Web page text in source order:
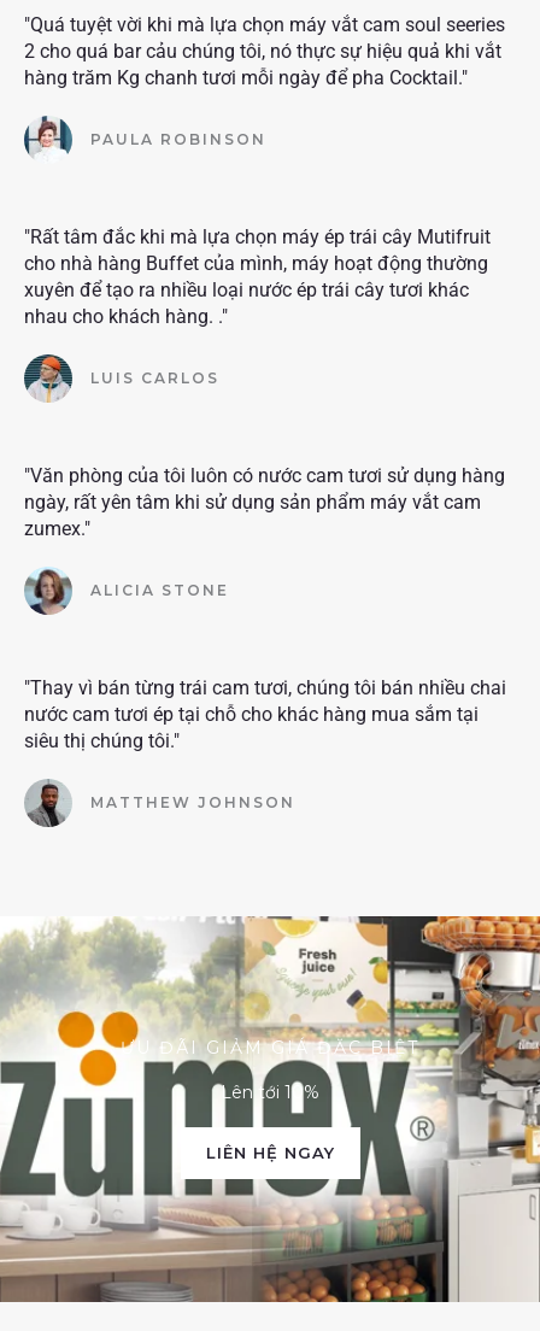
"Quá tuyệt vời khi mà lựa chọn máy vắt cam soul seeries
2 cho quá bar cảu chúng tôi, nó thực sự hiệu quả khi vắt
hàng trăm Kg chanh tươi mỗi ngày để pha Cocktail."
PAULA ROBINSON
"Rất tâm đắc khi mà lựa chọn máy ép trái cây Mutifruit
cho nhà hàng Buffet của mình, máy hoạt động thường
xuyên để tạo ra nhiều loại nước ép trái cây tươi khác
nhau cho khách hàng. ."
LUIS CARLOS
"Văn phòng của tôi luôn có nước cam tươi sử dụng hàng
ngày, rất yên tâm khi sử dụng sản phẩm máy vắt cam
zumex."
ALICIA STONE
"Thay vì bán từng trái cam tươi, chúng tôi bán nhiều chai
nước cam tươi ép tại chỗ cho khác hàng mua sắm tại
siêu thị chúng tôi."
MATTHEW JOHNSON
ƯU ĐÃI GIẢM GIÁ ĐẶC BIỆT
Lên tới 10%
LIÊN HỆ NGAY